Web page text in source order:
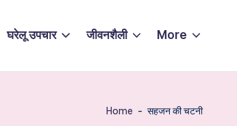
घरेलू उपचार जीवनशैली More
Home - सहजन की चटनी